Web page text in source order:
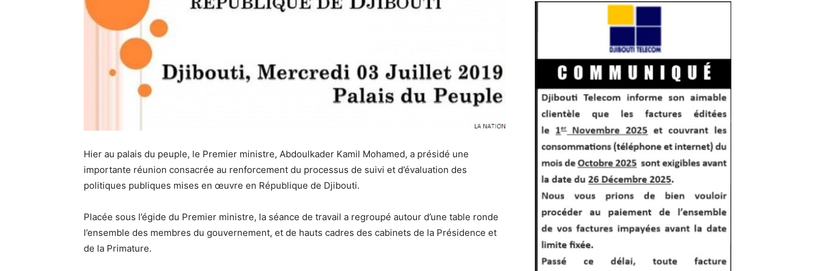
Hier au palais du peuple, le Premier ministre, Abdoulkader Kamil Mohamed, a présidé une
importante réunion consacrée au renforcement du processus de suivi et d’évaluation des
politiques publiques mises en œuvre en République de Djibouti.
Placée sous l’égide du Premier ministre, la séance de travail a regroupé autour d’une table ronde
l’ensemble des membres du gouvernement, et de hauts cadres des cabinets de la Présidence et
de la Primature.